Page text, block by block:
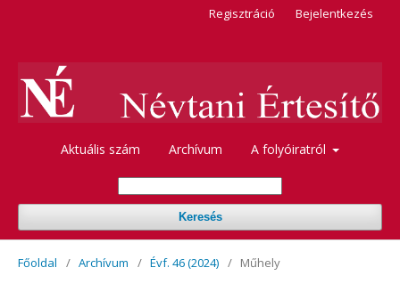
Aktuális szám Archívum A folyóiratról
Keresés
Regisztráció Bejelentkezés
Főoldal / Archívum / Évf. 46 (2024) / Műhely